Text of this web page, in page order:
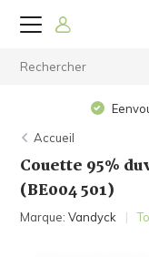
Accueil
Couette 95%
(BE004 501)
Marque:Vandyck